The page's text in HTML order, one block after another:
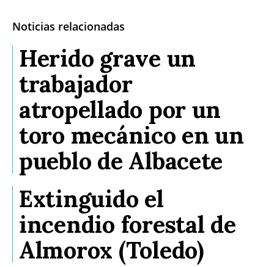
Noticias relacionadas
Herido grave un
trabajador
atropellado por un
toro mecánico en un
pueblo de Albacete
Extinguido el
incendio forestal de
Almorox (Toledo)